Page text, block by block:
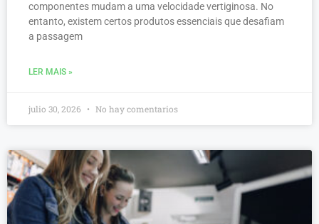
componentes mudam a uma velocidade vertiginosa. No
entanto, existem certos produtos essenciais que desafiam
a passagem
LER MAIS »
julio 30, 2026 No hay comentarios